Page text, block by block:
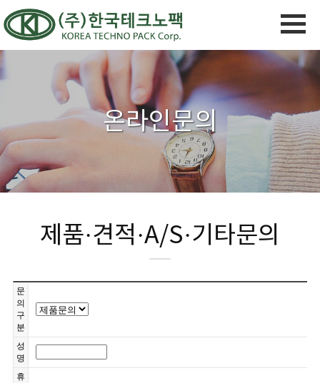
온라인문의
제품·견적·A/S·기타문의
문
의
구
분
성
명
휴